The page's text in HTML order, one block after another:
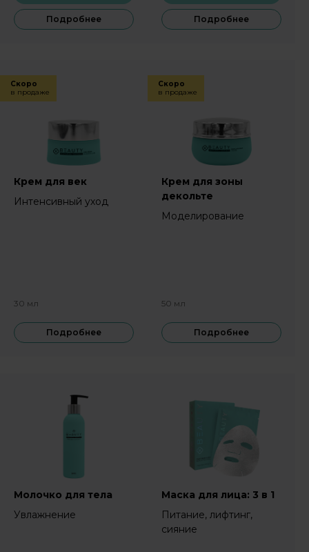
Подробнее Подробнее
Скоро
в продаже
Крем для век
Интенсивный уход
30 мл
Подробнее
Скоро
в продаже
Крем для зоны
декольте
Моделирование
50 мл
Подробнее
Молочко для тела
Увлажнение
Маска для лица: 3 в 1
Питание, лифтинг,
сияние